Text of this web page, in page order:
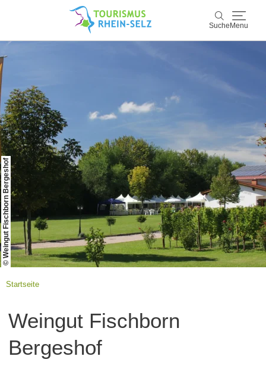
Suche Menu
Entdecken & Erleben
Wein & Genuss
Kultur & Events
Buchen & Service
© Weingut Fischborn Bergeshof
Startseite
Weingut Fischborn
Bergeshof